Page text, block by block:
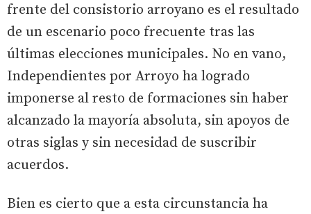
frente del consistorio arroyano es el resultado
de un escenario poco frecuente tras las
últimas elecciones municipales. No en vano,
Independientes por Arroyo ha logrado
imponerse al resto de formaciones sin haber
alcanzado la mayoría absoluta, sin apoyos de
otras siglas y sin necesidad de suscribir
acuerdos.
Bien es cierto que a esta circunstancia ha